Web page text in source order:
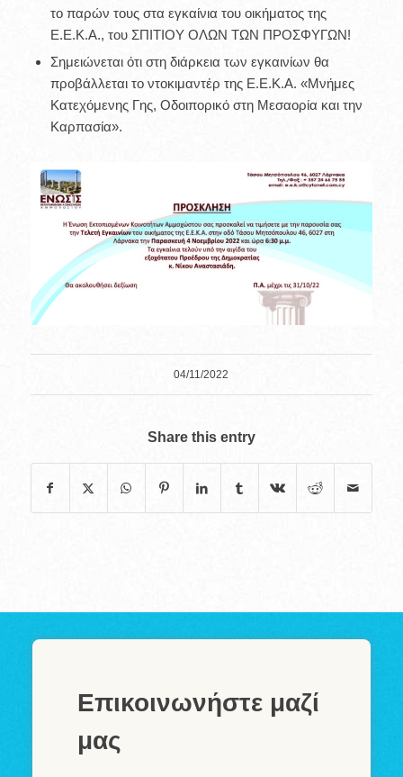
το παρών τους στα εγκαίνια του οικήματος της
Ε.Ε.Κ.Α., του ΣΠΙΤΙΟΥ ΟΛΩΝ ΤΩΝ ΠΡΟΣΦΥΓΩΝ!
Σημειώνεται ότι στη διάρκεια των εγκαινίων θα
προβάλλεται το ντοκιμαντέρ της Ε.Ε.Κ.Α. «Μνήμες
Κατεχόμενης Γης, Οδοιπορικό στη Μεσαορία και την
Καρπασία».
04/11/2022
Share this entry
Επικοινωνήστε μαζί
μας